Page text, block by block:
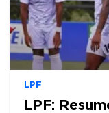
LPF
LPF: